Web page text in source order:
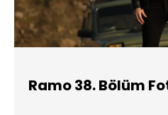
Ramo 38. Bölüm